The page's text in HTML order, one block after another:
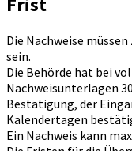
Die Nachweise
sein.
Die Behörde hat bei
Nachweisunterlagen
Bestätigung, der
Kalendertagen
Ein Nachweis kann